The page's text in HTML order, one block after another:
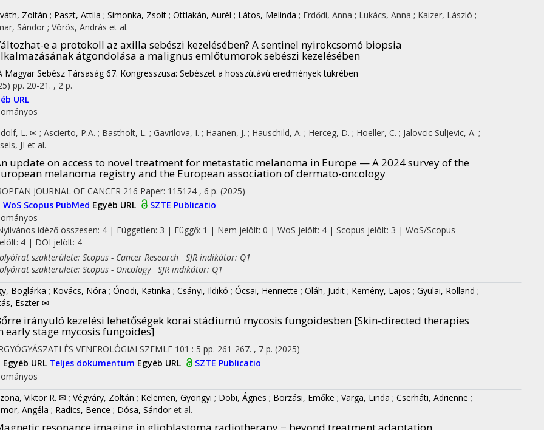
Zoltán ; Paszt, Attila ; Simonka, Zsolt ; Ottlakán, Aurél ; Látos, Melinda ; Erdődi, Anna ; Lukács, Anna ; Kaizer, László ;
Sándor ; Vörös, András et al.
e a protokoll az axilla sebészi kezelésében? A sentinel nyirokcsomó biopsia
átgondolása a malignus emlőtumorok sebészi kezelésében
Magyar Sebész Társaság 67. Kongresszusa: Sebészet a hosszútávú eredmények tükrében
pp. 20-21. , 2 p.
URL
L. ✉ ; Ascierto, P.A. ; Bastholt, L. ; Gavrilova, I. ; Haanen, J. ; Hauschild, A. ; Herceg, D. ; Hoeller, C. ; Jalovcic Suljevic, A. ;
JI et al.
update on access to novel treatment for metastatic melanoma in Europe — A 2024 survey of the
melanoma registry and the European association of dermato-oncology
JOURNAL OF CANCER 216 Paper: 115124 , 6 p. (2025)
WoS Scopus PubMed Egyéb URL
SZTE Publicatio
idéző összesen: 4| Független: 3 | Függő: 1 | Nem jelölt: 0 | WoS jelölt: 4 | Scopus jelölt: 3 | WoS/Scopus
4 | DOI jelölt: 4
szakterülete: Scopus - Cancer Research SJR indikátor: Q1
szakterülete: Scopus - Oncology SJR indikátor: Q1
Boglárka ; Kovács, Nóra ; Ónodi, Katinka ; Csányi, Ildikó ; Ócsai, Henriette ; Oláh, Judit ; Kemény, Lajos ; Gyulai, Rolland ;
Eszter ✉
irányuló kezelési lehetőségek korai stádiumú mycosis fungoidesben [Skin-directed therapies
early stage mycosis fungoides]
ÉS VENEROLÓGIAI SZEMLE 101 : 5 pp. 261-267. , 7 p. (2025)
Egyéb URL Teljes dokumentum Egyéb URL
SZTE Publicatio
Viktor R. ✉ ; Végváry, Zoltán ; Kelemen, Gyöngyi ; Dobi, Ágnes ; Borzási, Emőke ; Varga, Linda ; Cserháti, Adrienne ;
Angéla ; Radics, Bence ; Dósa, Sándor et al.